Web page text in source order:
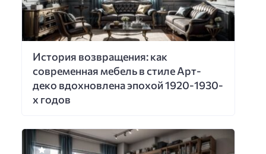
История возвращения: как
современная мебель в стиле Арт-
деко вдохновлена эпохой 1920-1930-
х годов